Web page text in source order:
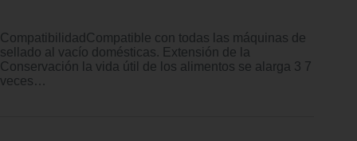
CompatibilidadCompatible con todas las máquinas de
sellado al vacío domésticas. Extensión de la
Conservación la vida útil de los alimentos se alarga 3 7
veces…